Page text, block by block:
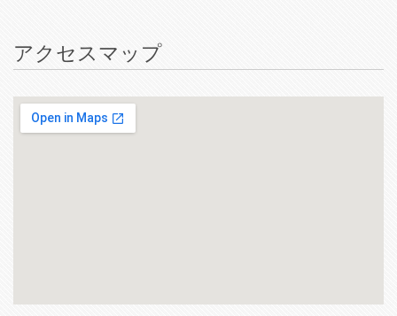
アクセスマップ